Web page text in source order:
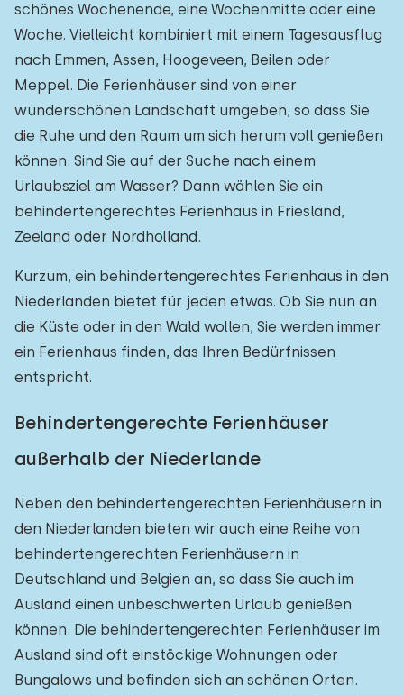
schönes Wochenende, eine Wochenmitte oder eine
Woche. Vielleicht kombiniert mit einem Tagesausflug
nach Emmen, Assen, Hoogeveen, Beilen oder
Meppel. Die Ferienhäuser sind von einer
wunderschönen Landschaft umgeben, so dass Sie
die Ruhe und den Raum um sich herum voll genießen
können. Sind Sie auf der Suche nach einem
Urlaubsziel am Wasser? Dann wählen Sie ein
behindertengerechtes Ferienhaus in Friesland,
Zeeland oder Nordholland.
Kurzum, ein behindertengerechtes Ferienhaus in den
Niederlanden bietet für jeden etwas. Ob Sie nun an
die Küste oder in den Wald wollen, Sie werden immer
ein Ferienhaus finden, das Ihren Bedürfnissen
entspricht.
Behindertengerechte Ferienhäuser
außerhalb der Niederlande
Neben den behindertengerechten Ferienhäusern in
den Niederlanden bieten wir auch eine Reihe von
behindertengerechten Ferienhäusern in
Deutschland und Belgien an, so dass Sie auch im
Ausland einen unbeschwerten Urlaub genießen
können. Die behindertengerechten Ferienhäuser im
Ausland sind oft einstöckige Wohnungen oder
Bungalows und befinden sich an schönen Orten.